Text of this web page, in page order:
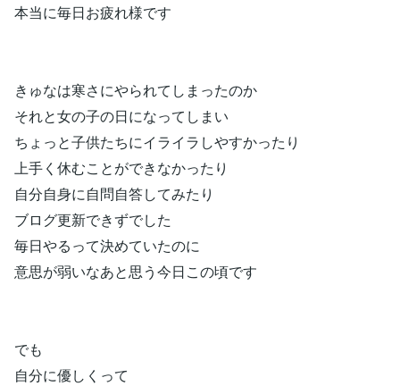
本当に毎日お疲れ様です
きゅなは寒さにやられてしまったのか
それと女の子の日になってしまい
ちょっと子供たちにイライラしやすかったり
上手く休むことができなかったり
自分自身に自問自答してみたり
ブログ更新できずでした
毎日やるって決めていたのに
意思が弱いなあと思う今日この頃です
でも
自分に優しくって